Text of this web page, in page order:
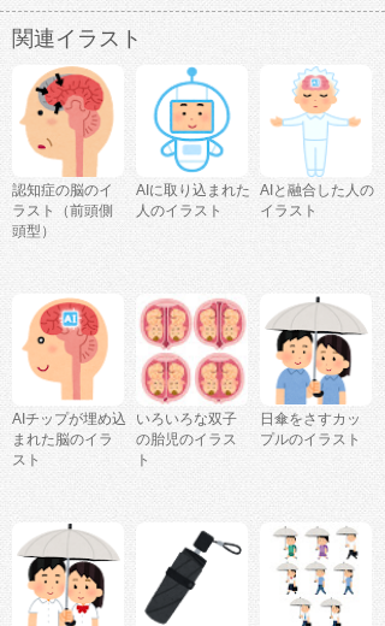
関連イラスト
認知症の脳のイ
ラスト（前頭側
頭型）
AIに取り込まれた
人のイラスト
AIと融合した人の
イラスト
AIチップが埋め込
まれた脳のイラ
スト
いろいろな双子
の胎児のイラス
ト
日傘をさすカッ
プルのイラスト